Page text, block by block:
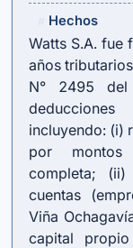
Hechos
Watts S.A. fue
años
N° 2495
incluyendo: (i)
por montos
completa;
cuentas
Viña
capital